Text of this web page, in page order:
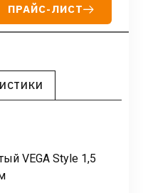
ПРАЙС-ЛИСТ
VEGA Style 1,5